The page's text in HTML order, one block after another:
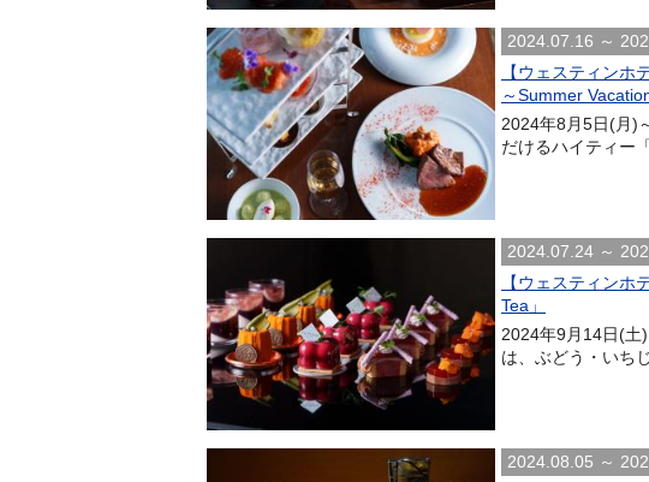
2024.07.16 ～
【ウェスティン
～Summer
2024年8月5日(月)
だけるハイティー
2024.07.24 ～
【ウェスティン
Tea」
2024年9月14日(土
は、ぶどう・いち
2024.08.05 ～